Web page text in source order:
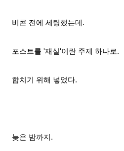
비콘 전에 세팅했는데.
포스트를 '재실'이란 주제 하나로.
합치기 위해 넣었다.
늦은 밤까지.